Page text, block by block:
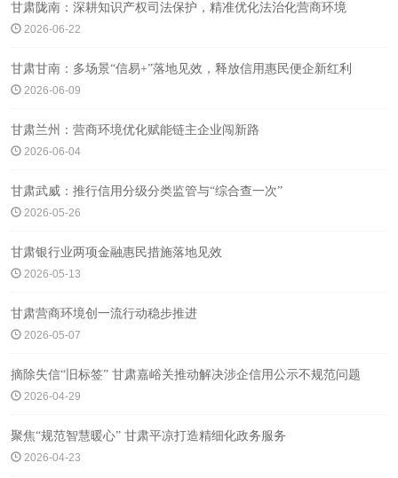
甘肃陇南：深耕知识产权司法保护，精准优化法治化营商环境
2026-06-22
甘肃甘南：多场景“信易+”落地见效，释放信用惠民便企新红利
2026-06-09
甘肃兰州：营商环境优化赋能链主企业闯新路
2026-06-04
甘肃武威：推行信用分级分类监管与“综合查一次”
2026-05-26
甘肃银行业两项金融惠民措施落地见效
2026-05-13
甘肃营商环境创一流行动稳步推进
2026-05-07
摘除失信“旧标签” 甘肃嘉峪关推动解决涉企信用公示不规范问题
2026-04-29
聚焦“规范智慧暖心” 甘肃平凉打造精细化政务服务
2026-04-23